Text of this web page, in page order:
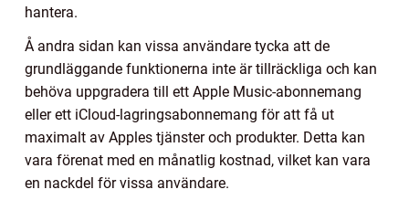
hantera.
Å andra sidan kan vissa användare tycka att de
grundläggande funktionerna inte är tillräckliga och kan
behöva uppgradera till ett Apple Music-abonnemang
eller ett iCloud-lagringsabonnemang för att få ut
maximalt av Apples tjänster och produkter. Detta kan
vara förenat med en månatlig kostnad, vilket kan vara
en nackdel för vissa användare.